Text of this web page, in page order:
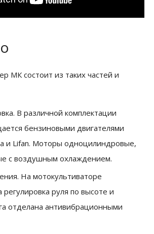
МК состоит из таких частей и
В различной комплектации
бензиновыми двигателями
и Lifan. Моторы одноцилиндровые,
с воздушным охлаждением.
На мотокультиваторе
руля по высоте и
отделана антивибрационными